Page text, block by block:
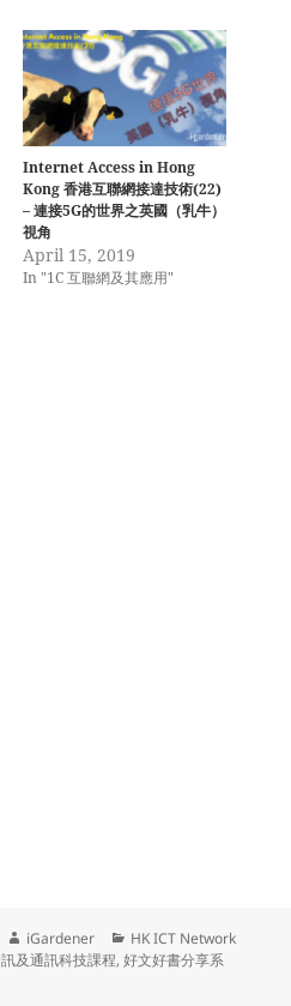
Internet Access in Hong
Kong 香港互聯網接達技術(22)
– 連接5G的世界之英國（乳牛）
視角
April 15, 2019
In "1C 互聯網及其應用"
Author
iGardener Categories
HK ICT Network
及通訊科技課程,好文好書分享系